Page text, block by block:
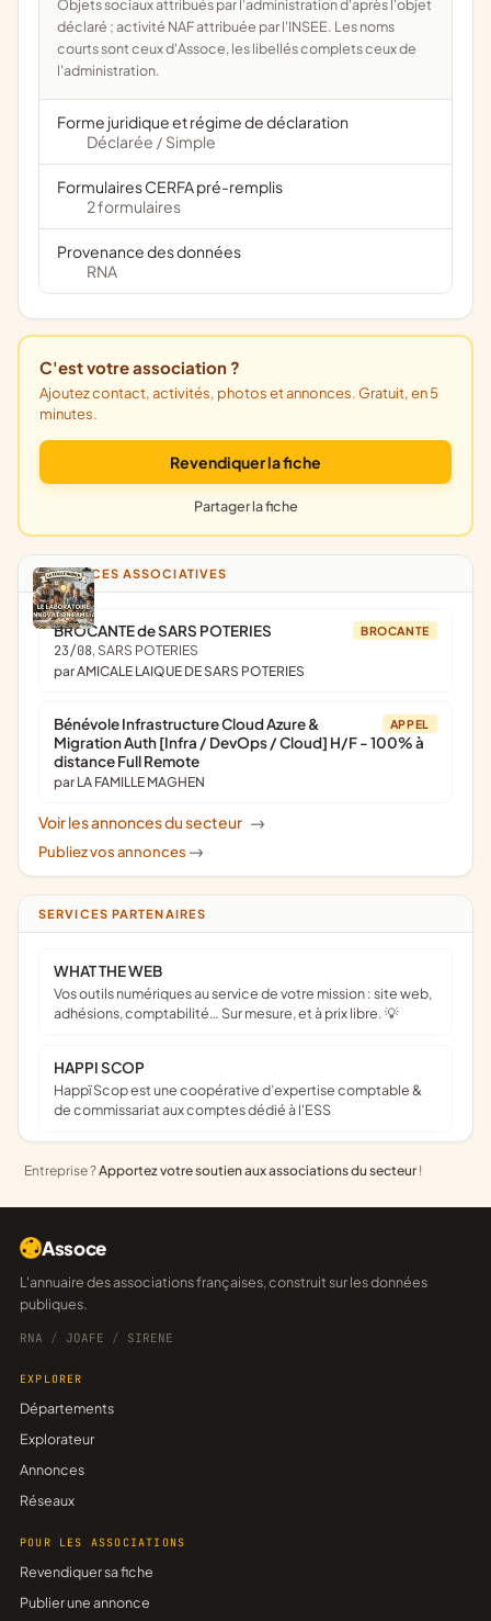
Objets sociaux attribués par l'administration d'après l'objet
déclaré ; activité NAF attribuée par l'INSEE. Les noms
courts sont ceux d'Assoce, les libellés complets ceux de
l'administration.
Forme juridique et régime de déclaration
Déclarée / Simple
Formulaires CERFA pré-remplis
2 formulaires
Provenance des données
RNA
C'est votre association ?
Ajoutez contact, activités, photos et annonces. Gratuit, en 5
minutes.
Revendiquer la fiche
Partager la fiche
ANNONCES ASSOCIATIVES
BROCANTE
BROCANTE de SARS POTERIES
23/08, SARS POTERIES
par AMICALE LAIQUE DE SARS POTERIES
APPEL
Bénévole Infrastructure Cloud Azure &
Migration Auth [Infra / DevOps / Cloud] H/F - 100% à
distance Full Remote
par LA FAMILLE MAGHEN
Voir les annonces du secteur ->
Publiez vos annonces ->
SERVICES PARTENAIRES
WHAT THE WEB
Vos outils numériques au service de votre mission : site web,
adhésions, comptabilité… Sur mesure, et à prix libre. 💡
HAPPI SCOP
Happï Scop est une coopérative d’expertise comptable &
de commissariat aux comptes dédié à l'ESS
Entreprise ?Apportez votre soutien aux associations du secteur !
Assoce
L'annuaire des associations françaises, construit sur les données
publiques.
RNA / JOAFE / SIRENE
EXPLORER
Départements
Explorateur
Annonces
Réseaux
POUR LES ASSOCIATIONS
Revendiquer sa fiche
Publier une annonce